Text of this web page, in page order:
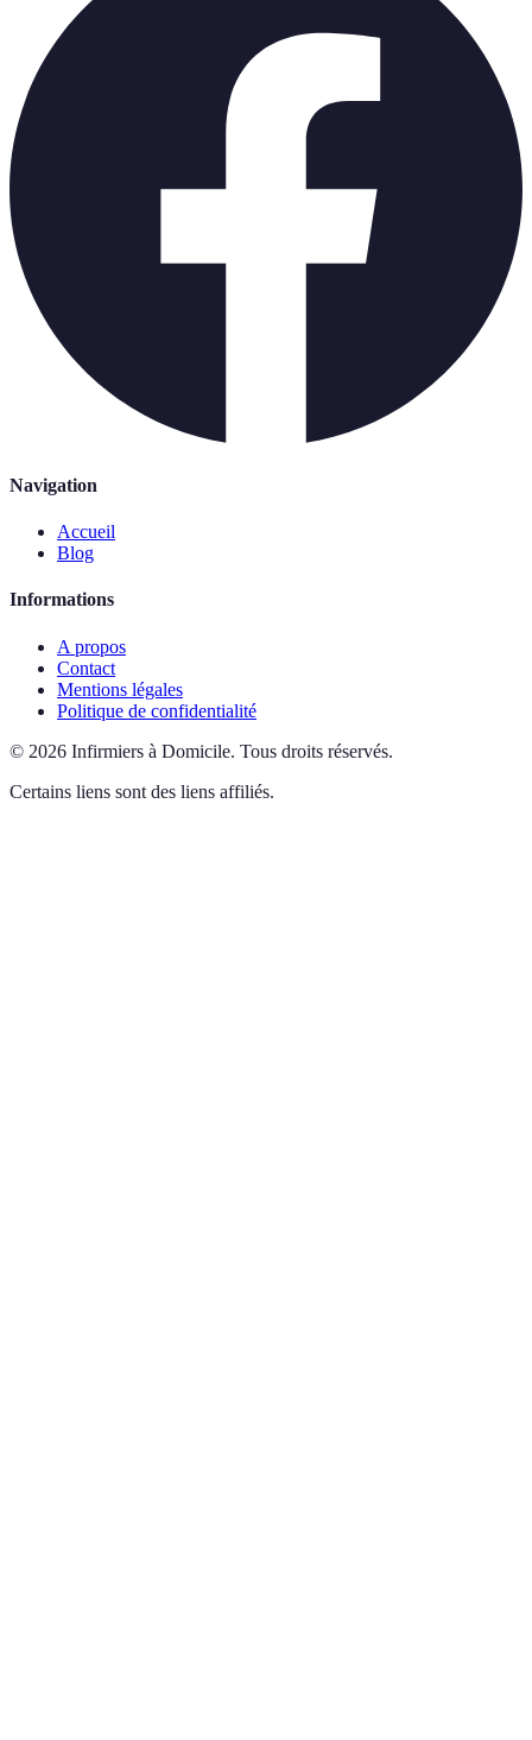
Navigation
Accueil
Blog
Informations
A propos
Contact
Mentions légales
Politique de confidentialité
© 2026 Infirmiers à Domicile. Tous droits réservés.
Certains liens sont des liens affiliés.